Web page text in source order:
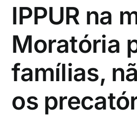
IPPUR na
Moratória
famílias,
os